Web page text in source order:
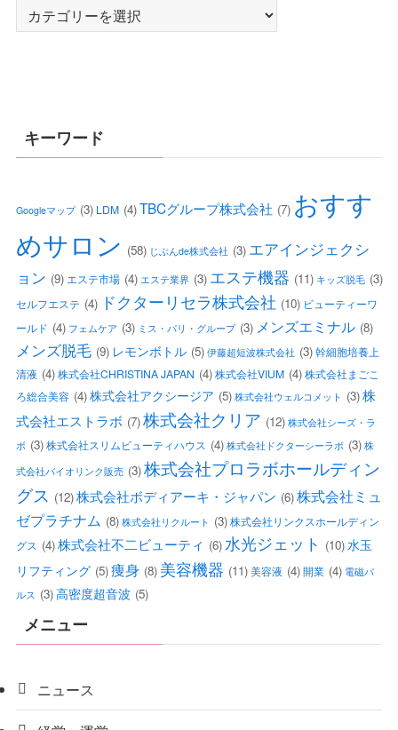
テ
キーワード
Googleマップ(3) LDM (4)TBCグループ株式会社 (7) おすす
めサロン (58) じぶんde株式会社 (3) エアインジェクシ
ョン (9) エステ市場 (4) エステ業界 (3) エステ機器 (11) キッズ脱毛 (3)
セルフエステ (4) ドクターリセラ株式会社 (10) ビューティーワ
ールド (4) フェムケア (3) ミス・パリ・グループ(3) メンズエミナル (8)
メンズ脱毛 (9) レモンボトル (5) 伊藤超短波株式会社 (3)幹細胞培養上
清液 (4)株式会社CHRISTINA JAPAN (4)株式会社VIUM (4)株式会社まごこ
ろ総合美容 (4)株式会社アクシージア (5) 株式会社ウェルコメット (3)株
式会社エストラボ (7)株式会社クリア (12) 株式会社シーズ・ラ
ボ (3)株式会社スリムビューティハウス (4) 株式会社ドクターシーラボ (3) 株
式会社バイオリンク販売 (3)株式会社プロラボホールディン
グス (12)株式会社ボディアーキ・ジャパン (6)株式会社ミュ
ゼプラチナム (8) 株式会社リクルート (3)株式会社リンクスホールディン
グス (4)株式会社不二ビューティ (6)水光ジェット (10)水玉
リフティング (5)痩身 (8) 美容機器 (11)美容液 (4)開業 (4) 電磁パ
ルス (3)高密度超音波 (5)
メニュー
ニュース